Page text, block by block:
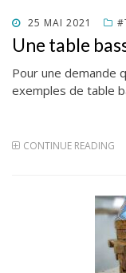
POSTED
ON
25 MAI 2021
Une table
Pour une demande
exemples de table
CONTINUE READING